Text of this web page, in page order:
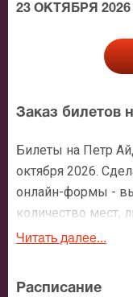
23 ОКТЯБРЯ 2026
Заказ билетов
Билеты на Петр
октября 2026.
онлайн-формы -
количество мест,
+7 (495) 921-35-
Читать далее...
Расписание